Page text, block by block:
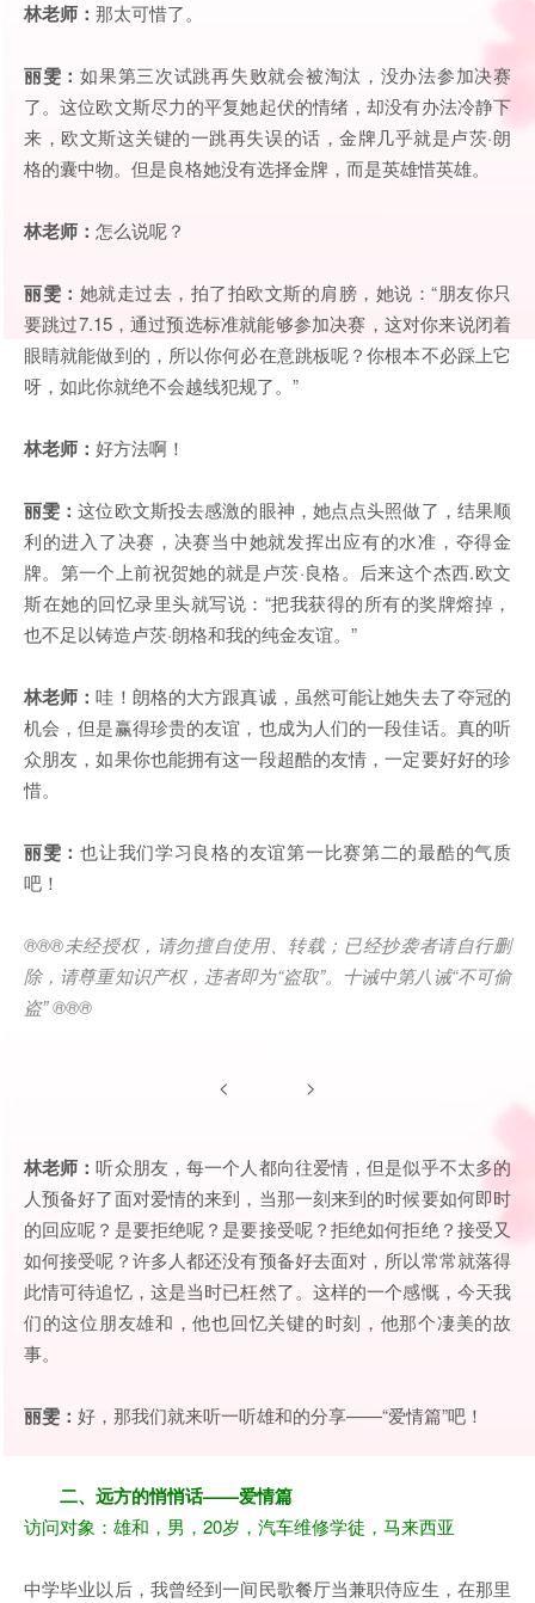
林老师： 那太可惜了。
丽雯：如果第三次试跳再失败就会被淘汰，没办法参加决赛
了。这位欧文斯尽力的平复她起伏的情绪，却没有办法冷静下
来，欧文斯这关键的一跳再失误的话，金牌几乎就是卢茨·朗
格的囊中物。但是良格她没有选择金牌，而是英雄惜英雄。
林老师： 怎么说呢？
丽雯： 她就走过去，拍了拍欧文斯的肩膀，她说：“朋友你只
要跳过7.15，通过预选标准就能够参加决赛，这对你来说闭着
眼睛就能做到的，所以你何必在意跳板呢？你根本不必踩上它
呀，如此你就绝不会越线犯规了。”
林老师： 好方法啊！
丽雯：这位欧文斯投去感激的眼神，她点点头照做了，结果顺
利的进入了决赛，决赛当中她就发挥出应有的水准，夺得金
牌。第一个上前祝贺她的就是卢茨·良格。后来这个杰西.欧文
斯在她的回忆录里头就写说：“把我获得的所有的奖牌熔掉，
也不足以铸造卢茨·朗格和我的纯金友谊。”
林老师：哇！朗格的大方跟真诚，虽然可能让她失去了夺冠的
机会，但是赢得珍贵的友谊，也成为人们的一段佳话。真的听
众朋友，如果你也能拥有这一段超酷的友情，一定要好好的珍
惜。
丽雯：也让我们学习良格的友谊第一比赛第二的最酷的气质
吧！
®®®未经授权，请勿擅自使用、转载；已经抄袭者请自行删
除，请尊重知识产权，违者即为“盗取”。十诫中第八诫“不可偷
盗” ®®®
< >
林老师：听众朋友，每一个人都向往爱情，但是似乎不太多的
人预备好了面对爱情的来到，当那一刻来到的时候要如何即时
的回应呢？是要拒绝呢？是要接受呢？拒绝如何拒绝？接受又
如何接受呢？许多人都还没有预备好去面对，所以常常就落得
此情可待追忆，这是当时已枉然了。这样的一个感慨，今天我
们的这位朋友雄和，他也回忆关键的时刻，他那个凄美的故
事。
丽雯： 好，那我们就来听一听雄和的分享——“爱情篇”吧！
二、远方的悄悄话——爱情篇
访问对象：雄和，男，20岁，汽车维修学徒，马来西亚
中学毕业以后，我曾经到一间民歌餐厅当兼职侍应生，在那里